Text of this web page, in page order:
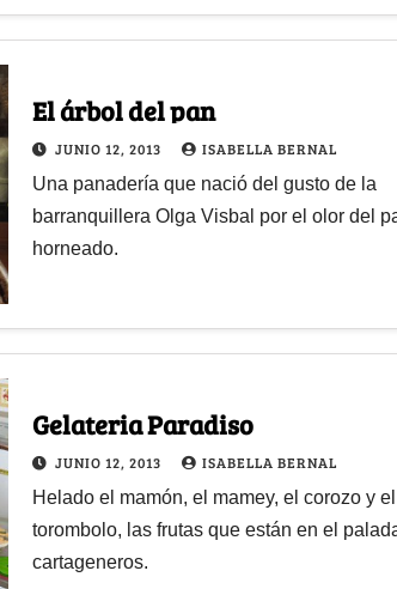
El árbol del pan
JUNIO 12, 2013 ISABELLA BERNAL
Una panadería que nació del gusto de la
barranquillera Olga Visbal por el olor del
horneado.
Gelateria Paradiso
JUNIO 12, 2013 ISABELLA BERNAL
Helado el mamón, el mamey, el corozo y el
torombolo, las frutas que están en el
cartageneros.